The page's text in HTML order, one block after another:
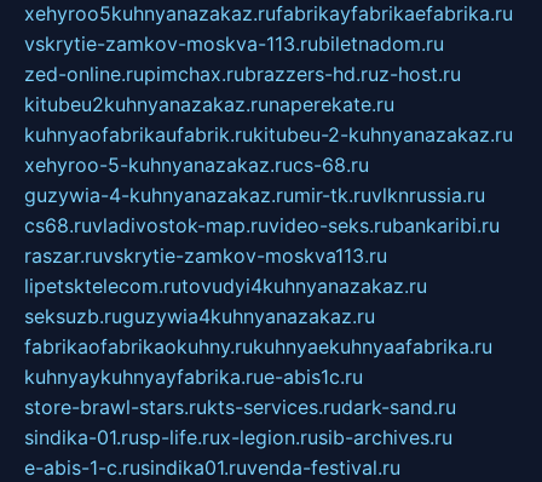
xehyroo5kuhnyanazakaz.rufabrikayfabrikaefabrika.ru
vskrytie-zamkov-moskva-113.rubiletnadom.ru
zed-online.rupimchax.rubrazzers-hd.ruz-host.ru
kitubeu2kuhnyanazakaz.runaperekate.ru
kuhnyaofabrikaufabrik.rukitubeu-2-kuhnyanazakaz.ru
xehyroo-5-kuhnyanazakaz.rucs-68.ru
guzywia-4-kuhnyanazakaz.rumir-tk.ruvlknrussia.ru
cs68.ruvladivostok-map.ruvideo-seks.rubankaribi.ru
raszar.ruvskrytie-zamkov-moskva113.ru
lipetsktelecom.rutovudyi4kuhnyanazakaz.ru
seksuzb.ruguzywia4kuhnyanazakaz.ru
fabrikaofabrikaokuhny.rukuhnyaekuhnyaafabrika.ru
kuhnyaykuhnyayfabrika.rue-abis1c.ru
store-brawl-stars.rukts-services.rudark-sand.ru
sindika-01.rusp-life.rux-legion.rusib-archives.ru
e-abis-1-c.rusindika01.ruvenda-festival.ru